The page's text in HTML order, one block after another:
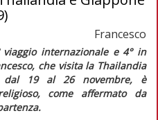
Francesco
internazionale e 4° in
che visita la Thailandia
dal 19 al 26 novembre, è
come affermato da